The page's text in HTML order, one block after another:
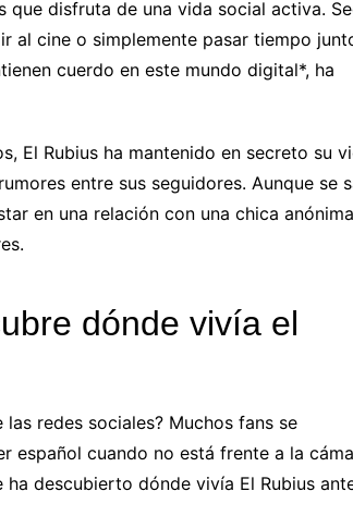
disfruta de una vida social activa.
al cine o simplemente pasar tiempo
cuerdo en este mundo digital*, ha
El Rubius ha mantenido en secreto su
entre sus seguidores. Aunque se
en una relación con una chica anónima
dónde vivía el
redes sociales? Muchos fans se
español cuando no está frente a la
descubierto dónde vivía El Rubius